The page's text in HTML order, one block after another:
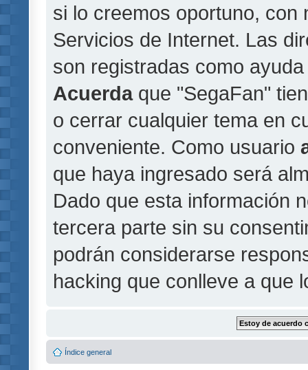
si lo creemos oportuno, con
Servicios de Internet. Las
son registradas como
Acuerdaque "SegaFan"
o cerrar cualquier tema en
conveniente. Como usuario
que haya ingresado será
Dado que esta información
tercera parte sin su
podrán considerarse
hacking que conlleve a que
Índice general